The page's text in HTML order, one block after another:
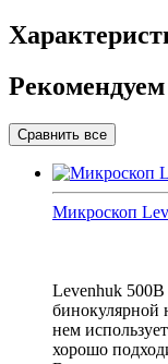
Микроскоп
Levenhuk
бинокулярной
нем
хорошо